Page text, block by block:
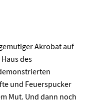
Akrobat auf
des
und Feuerspucker
Mut. Und dann noch